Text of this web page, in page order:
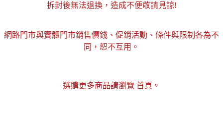
拆封後無法退換，造成不便敬請見諒!
網路門市與實體門市銷售價錢、促銷活動、條件與限制各為不
同，恕不互用。
選購更多商品請瀏覽 首頁。